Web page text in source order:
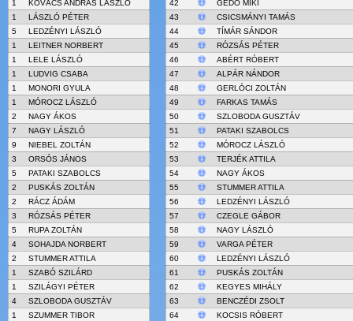
1
KOVÁCS ANDRÁS LÁSZLÓ
1
LÁSZLÓ PÉTER
5
LEDZÉNYI LÁSZLÓ
1
LEITNER NORBERT
1
LELE LÁSZLÓ
1
LUDVIG CSABA
1
MONORI GYULA
1
MÓROCZ LÁSZLÓ
2
NAGY ÁKOS
7
NAGY LÁSZLÓ
9
NIEBEL ZOLTÁN
3
ORSÓS JÁNOS
5
PATAKI SZABOLCS
2
PUSKÁS ZOLTÁN
2
RÁCZ ÁDÁM
3
RÓZSÁS PÉTER
5
RUPA ZOLTÁN
4
SOHAJDA NORBERT
2
STUMMER ATTILA
1
SZABÓ SZILÁRD
1
SZILÁGYI PÉTER
4
SZLOBODA GUSZTÁV
1
SZUMMER TIBOR
42
GEDŐ MIKI
43
CSICSMÁNYI TAMÁS
44
TÍMÁR SÁNDOR
45
RÓZSÁS PÉTER
46
ABÉRT RÓBERT
47
ALPÁR NÁNDOR
48
GERLÓCI ZOLTÁN
49
FARKAS TAMÁS
50
SZLOBODA GUSZTÁV
51
PATAKI SZABOLCS
52
MÓROCZ LÁSZLÓ
53
TERJÉK ATTILA
54
NAGY ÁKOS
55
STUMMER ATTILA
56
LEDZÉNYI LÁSZLÓ
57
CZEGLE GÁBOR
58
NAGY LÁSZLÓ
59
VARGA PÉTER
60
LEDZÉNYI LÁSZLÓ
61
PUSKÁS ZOLTÁN
62
KEGYES MIHÁLY
63
BENCZÉDI ZSOLT
64
KOCSIS RÓBERT